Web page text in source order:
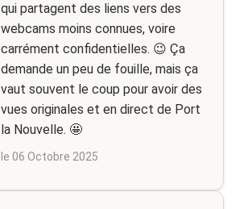
qui partagent des liens vers des
webcams moins connues, voire
carrément confidentielles. 😉 Ça
demande un peu de fouille, mais ça
vaut souvent le coup pour avoir des
vues originales et en direct de Port
la Nouvelle. 🤩
le 06 Octobre 2025